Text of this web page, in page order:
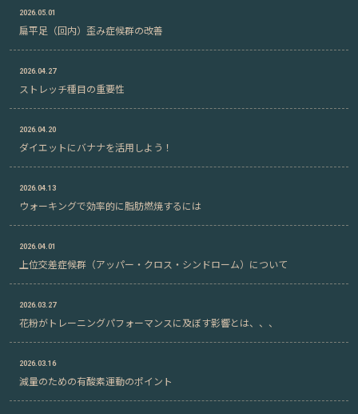
2026.05.01
扁平足（回内）歪み症候群の改善
2026.04.27
ストレッチ種目の重要性
2026.04.20
ダイエットにバナナを活用しよう！
2026.04.13
ウォーキングで効率的に脂肪燃焼するには
2026.04.01
上位交差症候群（アッパー・クロス・シンドローム）について
2026.03.27
花粉がトレーニングパフォーマンスに及ぼす影響とは、、、
2026.03.16
減量のための有酸素運動のポイント